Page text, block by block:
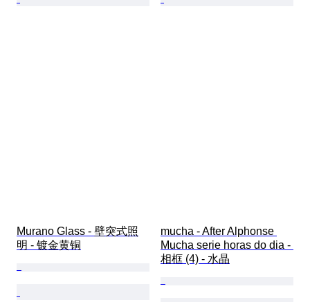
Murano Glass - 壁突式照
明 - 镀金黄铜
mucha - After Alphonse
Mucha serie horas do dia -
相框 (4) - 水晶